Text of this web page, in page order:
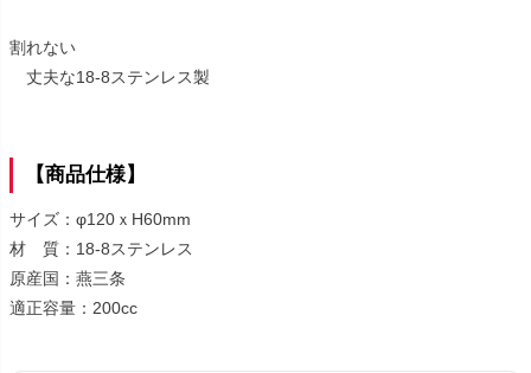
割れない
丈夫な18-8ステンレス製
【商品仕様】
サイズ：φ120ｘH60mm
材 質：18-8ステンレス
原産国：燕三条
適正容量：200cc